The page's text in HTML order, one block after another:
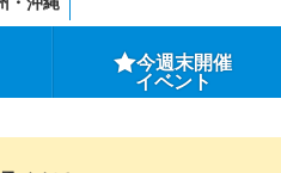
今週末開催
イベント